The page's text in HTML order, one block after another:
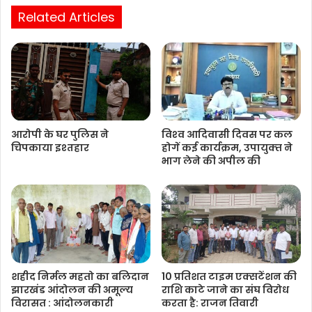
Related Articles
आरोपी के घर पुलिस ने
चिपकाया इश्तहार
विश्‍व आदिवासी दिवस पर कल
होगें कई कार्यक्रम, उपायुक्‍त ने
भाग लेने की अपील की
शहीद निर्मल महतो का बलिदान
झारखंड आंदोलन की अमूल्य
विरासत : आंदोलनकारी
10 प्रतिशत टाइम एक्सटेंशन की
राशि काटे जाने का संघ विरोध
करता है: राजन तिवारी